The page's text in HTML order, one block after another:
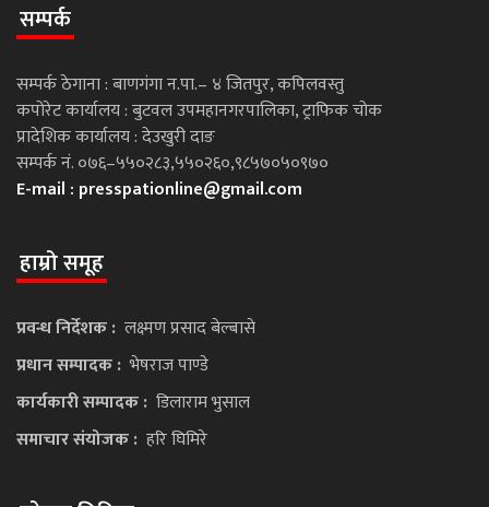
सम्पर्क
सम्पर्क ठेगाना : बाणगंगा न.पा.– ४ जितपुर, कपिलवस्तु
कपोरेट कार्यालय : बुटवल उपमहानगरपालिका, ट्राफिक चोक
प्रादेशिक कार्यालय : देउखुरी दाङ
सम्पर्क नं. ०७६–५५०२८३,५५०२६०,९८५७०५०९७०
E-mail : presspationline@gmail.com
हाम्रो समूह
प्रवन्ध निर्देशक : लक्ष्मण प्रसाद बेल्बासे
प्रधान सम्पादक : भेषराज पाण्डे
कार्यकारी सम्पादक : डिलाराम भुसाल
समाचार संयोजक : हरि घिमिरे